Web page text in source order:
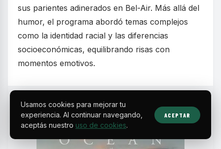
sus parientes adinerados en Bel-Air. Más allá del
humor, el programa abordó temas complejos
como la identidad racial y las diferencias
socioeconómicas, equilibrando risas con
momentos emotivos.
Usamos cookies para mejorar tu
experiencia. Al continuar navegando,
aceptás nuestro uso de cookies.
ACEPTAR